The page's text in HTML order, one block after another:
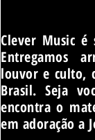
Clever Music
Entregamos
louvor e culto,
Brasil. Seja
encontra o
em adoração a